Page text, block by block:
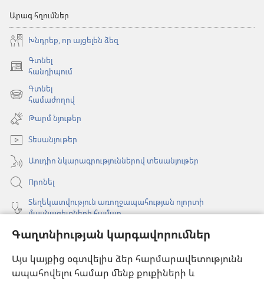
Գաղտնիության կարգավորումներ
Այս կայքից օգտվելիս ձեր հարմարավետությունն
ապահովելու համար մենք քուքիների և
Արագ հղումներ
Խնդրեք, որ այցելեն ձեզ
Գտնել
հանդիպում
(բացվում
նոր
պատուհան)
Գտնել
համաժողով
(բացվում
նոր
պատուհան)
Թարմ նյութեր
Տեսանյութեր
Աուդիո նկարագրություններով տեսանյութեր
Որոնել
Տեղեկատվություն առողջապահության ոլորտի
մասնագետների համար
Գլոբալ հաղորդակցություն
Օգնություն